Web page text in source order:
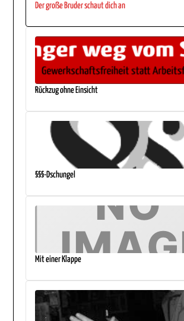
Der große Bruder schaut dich an
Rückzug ohne Einsicht
§§§-Dschungel
Mit einer Klappe